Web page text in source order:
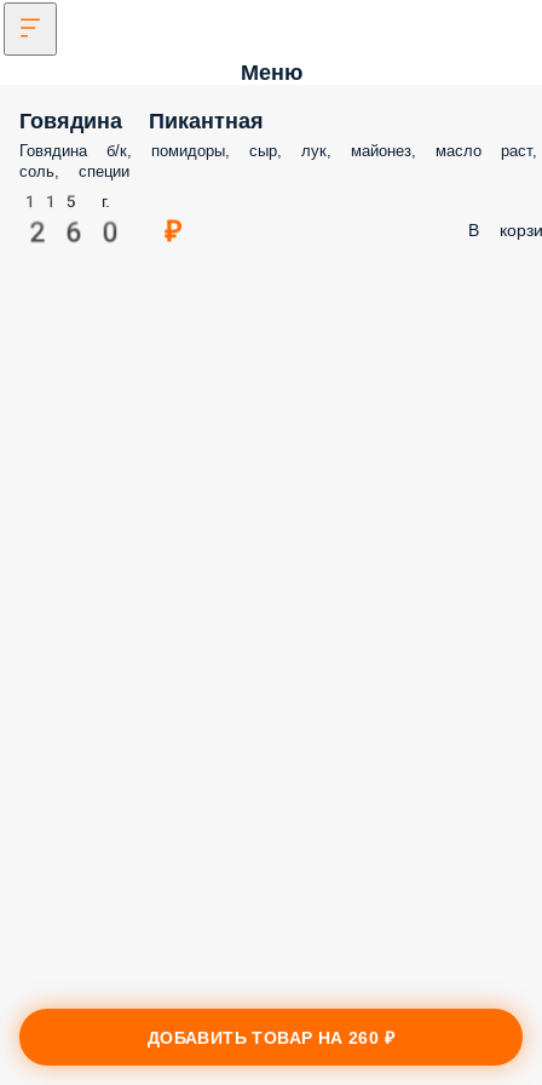
Меню
Говядина Пикантная
Говядина б/к, помидоры, сыр, лук, майонез, масло раст,
соль, специи
115 г.
260 ₽ В
ДОБАВИТЬ ТОВАР НА260 ₽